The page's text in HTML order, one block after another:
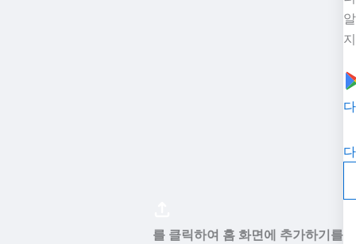
를 클릭하여 홈 화면에 추가하기를